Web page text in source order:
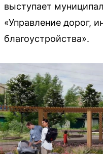
выступает
«Управление дорог,
благоустройства».